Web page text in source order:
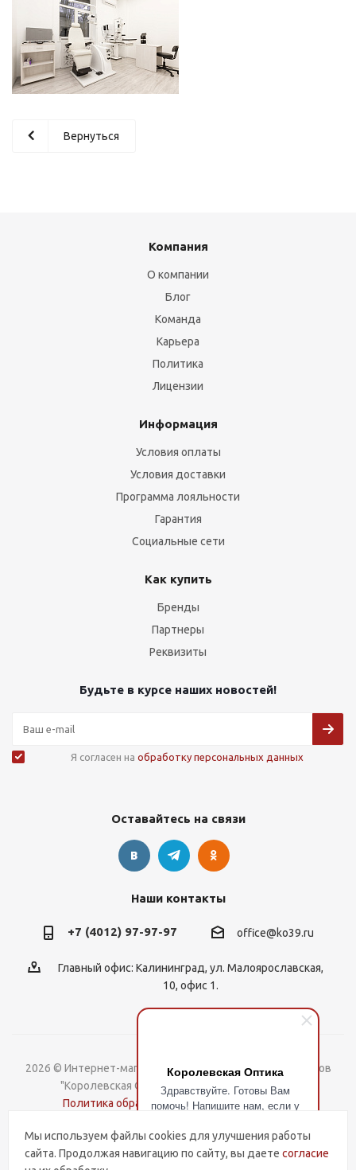
Королевская Оптика
Здравствуйте. Готовы Вам
помочь! Напишите нам, если у
Вернуться
Компания
О компании
Блог
Команда
Карьера
Политика
Лицензии
Информация
Условия оплаты
Условия доставки
Программа лояльности
Гарантия
Социальные сети
Как купить
Бренды
Партнеры
Реквизиты
Будьте в курсе наших новостей!
Я согласен на обработку персональных данных
Оставайтесь на связи
Наши контакты
+7 (4012) 97-97-97 office@ko39.ru
Главный офис: Калининград, ул. Малоярославская,
10, офис 1.
2026 © Интернет-магазин контактных линз, оправ и очков
"Королевская Оптика". Все права защищены.
Политика обработки Персональных данных
Разработка и поддержка
Мы используем файлы cookies для улучшения работы
сайта. Продолжая навигацию по сайту, вы даете согласие